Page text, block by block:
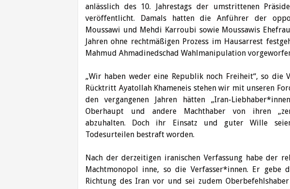
anlässlich des 10. Jahrestags der umstrittenen
veröffentlicht. Damals hatten die Anführer der
Moussawi und Mehdi Karroubi sowie Moussawis
Jahren ohne rechtmäßigen Prozess im Hausarrest
Mahmud Ahmadinedschad Wahlmanipulation
„Wir haben weder eine Republik noch Freiheit“, so die
Rücktritt Ayatollah Khameneis stehen wir mit unseren
den vergangenen Jahren hätten „Iran-
Oberhaupt und andere Machthaber von ihren
abzuhalten. Doch ihr Einsatz und guter Wille
Todesurteilen bestraft worden.
Nach der derzeitigen iranischen Verfassung habe der
Machtmonopol inne, so die Verfasser*innen. Er gebe
Richtung des Iran vor und sei zudem